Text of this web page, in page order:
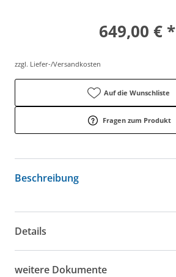
649,00 € *
zzgl. Liefer-/Versandkosten
Auf die Wunschliste
Fragen zum Produkt
Beschreibung
Details
weitere Dokumente